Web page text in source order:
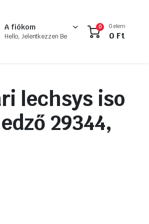
A fiókom
Hello, Jelentkezzen Be
0 0 elem
0 Ft
lechsys iso
29344,